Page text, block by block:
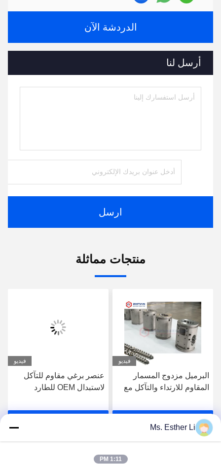
الدردشة الآن
أرسل لنا
ارسل
منتجات مماثلة
فيديو
البرميل مزدوج المسمار
المقاوم للارتداء والتآكل مع
لتطبيقات التطويق
احصل على افضل سعر
فيديو
عنصر برغي مقاوم للتآكل
لاستبدال OEM للطارد
Ms. Esther Li
1:11 PM